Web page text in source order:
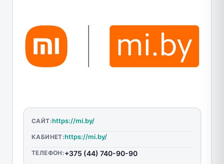
САЙТ:https://mi.by/
КАБИНЕТ:https://mi.by/
ТЕЛЕФОН:+375 (44) 740-90-90